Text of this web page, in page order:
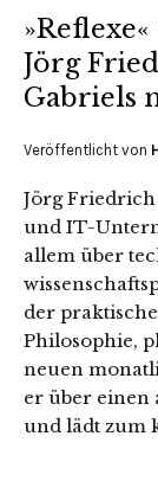
Jörg
Gabriels
Veröffentlicht von
Jörg
und IT-
allem über
der
Philosophie,
neuen
er über einen
und lädt zum